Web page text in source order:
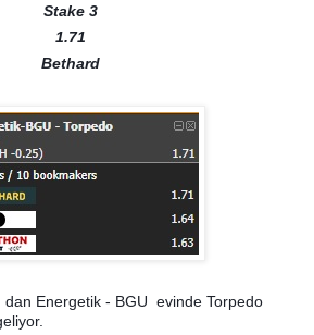
Stake 3
1.71
Bethard
dan Energetik - BGU evinde Torpedo